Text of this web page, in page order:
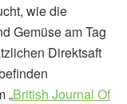
wie die
Gemüse am Tag
Direktsaft
„British Journal Of